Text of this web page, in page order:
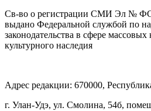
Св-во о регистрации СМИ Эл № ФС
выдано Федеральной службой по
законодательства в сфере
культурного наследия
Адрес редакции: 670000,
г. Улан-Удэ, ул. Смолина, 54б,